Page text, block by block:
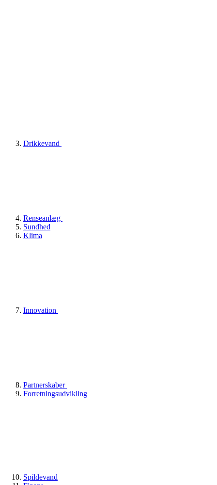
Drikkevand
Renseanlæg
Sundhed
Klima
Innovation
Partnerskaber
Forretningsudvikling
Spildevand